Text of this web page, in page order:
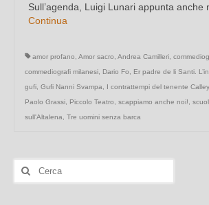
Sull’agenda, Luigi Lunari appunta anche
Continua
amor profano Amor sacro Andrea Camilleri
commediografi milanesi
Dario Fo Er padre de li Santi.
gufi Gufi Nanni Svampa I contrattempi del tenente Calley
Paolo Grassi
Piccolo Teatro scappiamo anche noi!
sull'Altalena
Tre uomini senza barca
Cerca: